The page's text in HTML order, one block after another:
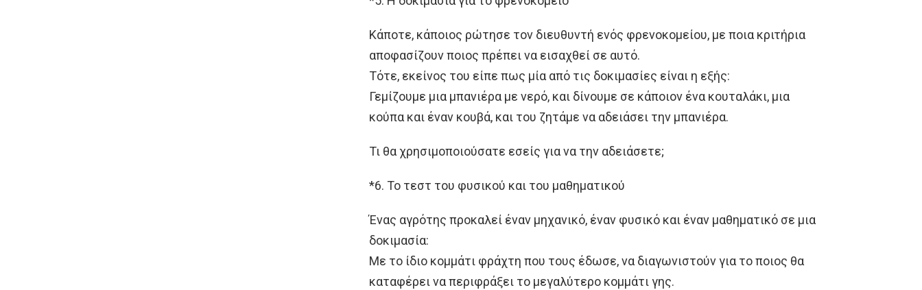
Κάποτε, κάποιος ρώτησε τον διευθυντή ενός φρενοκομείου, με ποια κριτήρια
αποφασίζουν ποιος πρέπει να εισαχθεί σε αυτό.
Τότε, εκείνος του είπε πως μία από τις δοκιμασίες είναι η εξής:
Γεμίζουμε μια μπανιέρα με νερό, και δίνουμε σε κάποιον ένα κουταλάκι, μια
κούπα και έναν κουβά, και του ζητάμε να αδειάσει την μπανιέρα.
Τι θα χρησιμοποιούσατε εσείς για να την αδειάσετε;
*6. Το τεστ του φυσικού και του μαθηματικού
Ένας αγρότης προκαλεί έναν μηχανικό, έναν φυσικό και έναν μαθηματικό σε μια
δοκιμασία:
Με το ίδιο κομμάτι φράχτη που τους έδωσε, να διαγωνιστούν για το ποιος θα
καταφέρει να περιφράξει το μεγαλύτερο κομμάτι γης.